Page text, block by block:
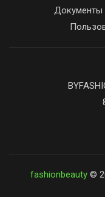
Документы
fashionbeauty ©